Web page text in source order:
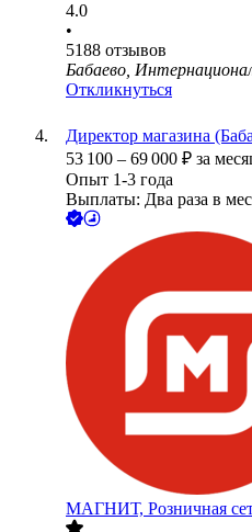
4.0
•
5188 отзывов
Бабаево,
Откликнуться
Директор магазина
53 100 – 69 000 ₽ за
Опыт 1-3 года
Выплаты: Два раза в
МАГНИТ, Розничная